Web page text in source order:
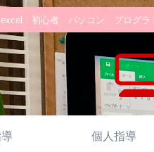
初心者 パソコン プログラ
個人指導